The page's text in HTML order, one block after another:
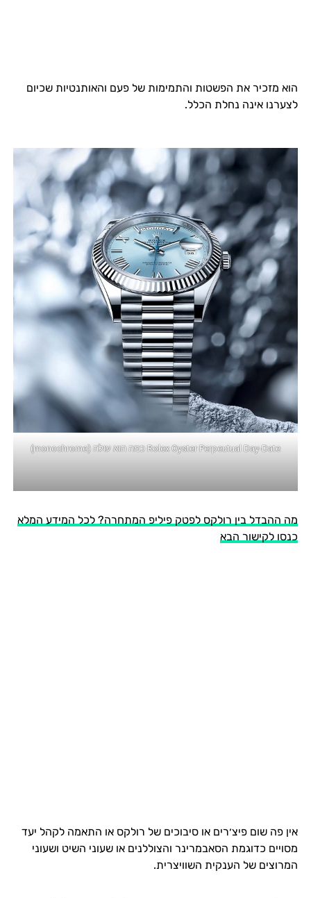
הוא מזכיר את הפשטות והתמימות של פעם והאותנטיות שכיום
לצערנו אינה נחלת הכלל.
Rolex Oyster Perpeutual Day-Date כמה הוא עולה (monochrome)
מה ההבדל בין רולקס לפטק פיליפ המתחרה? לכל המידע המלא
כנסו לקישור הבא
אין פה שום פיצ׳רים או סיבוכים של רולקס או התאמה לקהל יעד
מסויים כדוגמת הסאבמרינר והצוללנים או שעוני השיט ושעוני
המרוצים של הענקית השוויצרית.